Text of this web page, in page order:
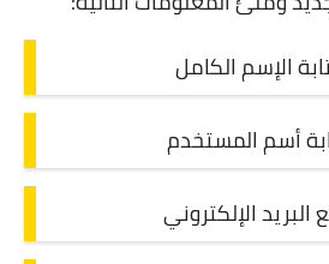
الإسم الكامل
أسم المستخدم
الإلكتروني